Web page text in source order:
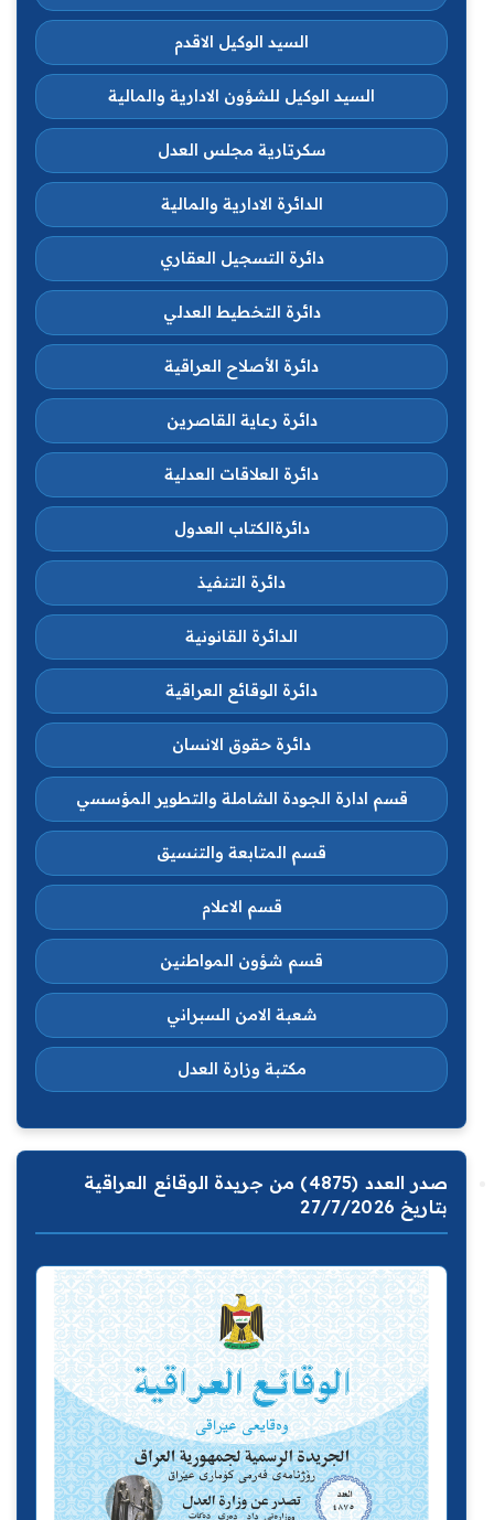
السيد الوكيل الاقدم
السيد الوكيل للشؤون الادارية والمالية
سكرتارية مجلس العدل
الدائرة الادارية والمالية
دائرة التسجيل العقاري
دائرة التخطيط العدلي
دائرة الأصلاح العراقية
دائرة رعاية القاصرين
دائرة العلاقات العدلية
دائرةالكتاب العدول
دائرة التنفيذ
الدائرة القانونية
دائرة الوقائع العراقية
دائرة حقوق الانسان
قسم ادارة الجودة الشاملة والتطوير المؤسسي
قسم المتابعة والتنسيق
قسم الاعلام
قسم شؤون المواطنين
شعبة الامن السبراني
مكتبة وزارة العدل
صدر العدد (4875) من جريدة الوقائع العراقية
بتاريخ 27/7/2026